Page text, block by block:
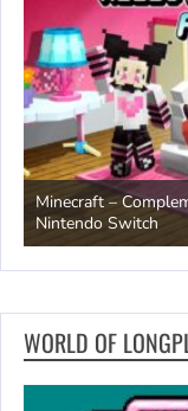
Minecraft –
Nintendo Switch
WORLD OF